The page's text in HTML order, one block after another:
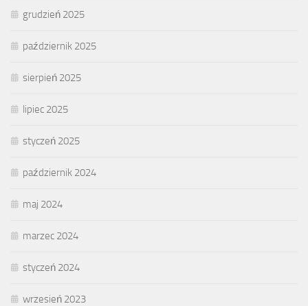
grudzień 2025
październik 2025
sierpień 2025
lipiec 2025
styczeń 2025
październik 2024
maj 2024
marzec 2024
styczeń 2024
wrzesień 2023